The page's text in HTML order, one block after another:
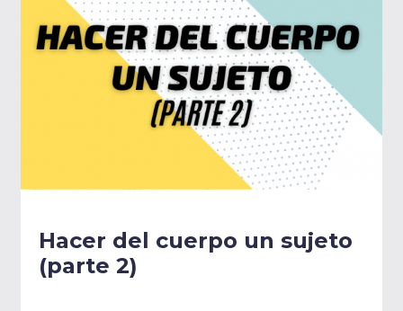
Hacer del cuerpo un sujeto
(parte 2)